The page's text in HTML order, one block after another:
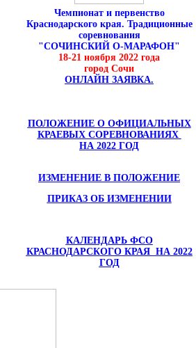
Чемпионат и первенство
Краснодарского края. Традиционные
соревнования
"СОЧИНСКИЙ О-МАРАФОН"
18-21 ноября 2022 года
город Сочи
ОНЛАЙН ЗАЯВКА.
ПОЛОЖЕНИЕ О ОФИЦИАЛЬНЫХ
КРАЕВЫХ СОРЕВНОВАНИЯХ
НА 2022 ГОД
ИЗМЕНЕНИЕ В ПОЛОЖЕНИЕ
ПРИКАЗ ОБ ИЗМЕНЕНИИ
КАЛЕНДАРЬ ФСО
КРАСНОДАРСКОГО КРАЯ НА 2022
ГОД